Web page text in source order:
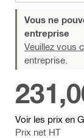
Vous ne
entreprise
Veuillez vous
entreprise.
Voir les prix en
Prix net HT